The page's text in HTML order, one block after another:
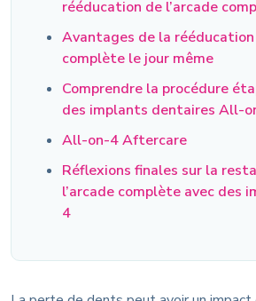
rééducation de l’arcade
Avantages de la rééducation
complète le jour même
Comprendre la procédure
des implants dentaires All-
All-on-4 Aftercare
Réflexions finales sur la
l’arcade complète avec des
4